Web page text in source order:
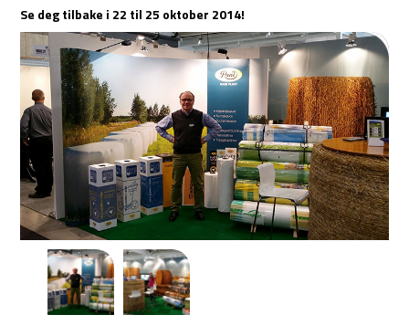
Se deg tilbake i 22 til 25 oktober 2014!